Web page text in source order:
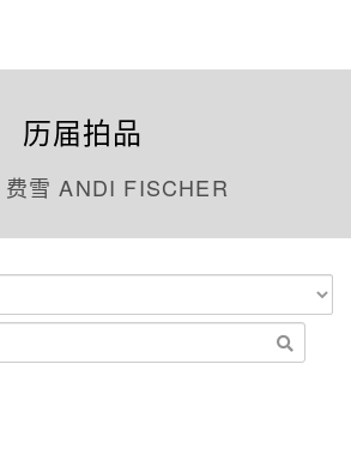
历届拍品
费雪 ANDI FISCHER